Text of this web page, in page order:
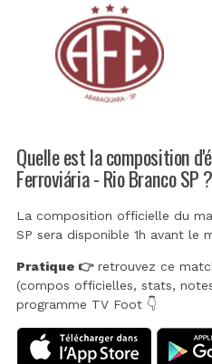
Quelle est la composition
Ferroviária - Rio Branco SP ?
La composition officielle du
SP sera disponible 1h avant le
Pratique 👉retrouvez ce
(compos officielles, stats,
programme TV Foot 👇